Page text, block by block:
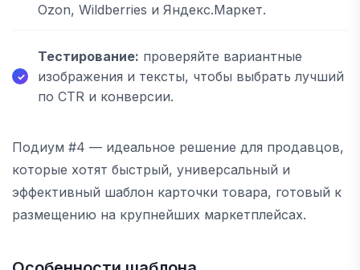
Ozon, Wildberries и Яндекс.Маркет.
Тестирование: проверяйте вариантные
изображения и тексты, чтобы выбрать лучший
по CTR и конверсии.
Подиум #4 — идеальное решение для продавцов,
которые хотят быстрый, универсальный и
эффективный шаблон карточки товара, готовый к
размещению на крупнейших маркетплейсах.